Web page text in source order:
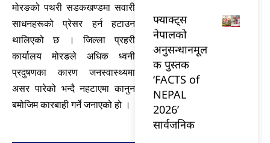
मोरङको पथरी सडकखण्डमा सवारी
साधनहरूको प्रेसर हर्न हटाउन
थालिएको छ । जिल्ला प्रहरी
कार्यालय मोरङले अधिक ध्वनी
प्रदुषणका कारण जनस्वास्थ्यमा
असर पारेको भन्दै नहटाएमा कानुन
बमोजिम कारबाही गर्ने जनाएको हो ।
फ्याक्ट्स
नेपालको
अनुसन्धानमूल
क पुस्तक
‘FACTS of
NEPAL
2026’
सार्वजनिक